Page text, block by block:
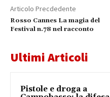
Articolo Precdedente
Rosso Cannes La magia del
Festival n.78 nel racconto
Ultimi Articoli
Pistole e droga a